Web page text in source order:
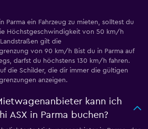
Parma ein Fahrzeug zu mieten, solltest du
Höchstgeschwindigkeit von 50 km/h
gilt die
von 90 km/h Bist du in Parma auf
darfst du höchstens 130 km/h fahren.
die Schilder, die dir immer die gültigen
anzeigen.
kann ich
ASX in Parma buchen?